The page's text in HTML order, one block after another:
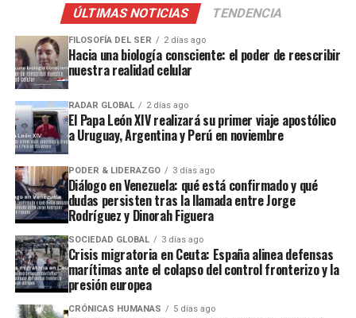
ÚLTIMAS NOTICIAS TENDENCIA
FILOSOFÍA DEL SER 2 días ago
Hacia una biología consciente: el poder de reescribir
nuestra realidad celular
RADAR GLOBAL 2 días ago
El Papa León XIV realizará su primer viaje apostólico
a Uruguay, Argentina y Perú en noviembre
PODER & LIDERAZGO 3 días ago
Diálogo en Venezuela: qué está confirmado y qué
dudas persisten tras la llamada entre Jorge
Rodríguez y Dinorah Figuera
SOCIEDAD GLOBAL 3 días ago
Crisis migratoria en Ceuta: España alinea defensas
marítimas ante el colapso del control fronterizo y la
presión europea
CRÓNICAS HUMANAS 5 días ago